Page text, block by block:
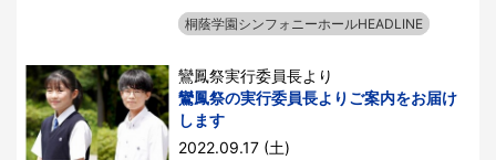
桐蔭学園シンフォニーホールHEADLINE
鸞鳳祭実行委員長より
鸞鳳祭の実行委員長よりご案内をお届け
します
2022.09.17 (土)